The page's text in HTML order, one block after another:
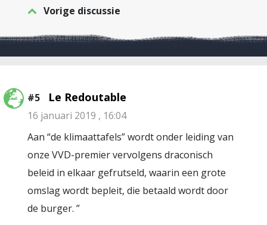
Vorige discussie
#5 Le Redoutable
16 januari 2019 , 16:04
Aan “de klimaattafels” wordt onder leiding van
onze VVD-premier vervolgens draconisch
beleid in elkaar gefrutseld, waarin een grote
omslag wordt bepleit, die betaald wordt door
de burger. ”